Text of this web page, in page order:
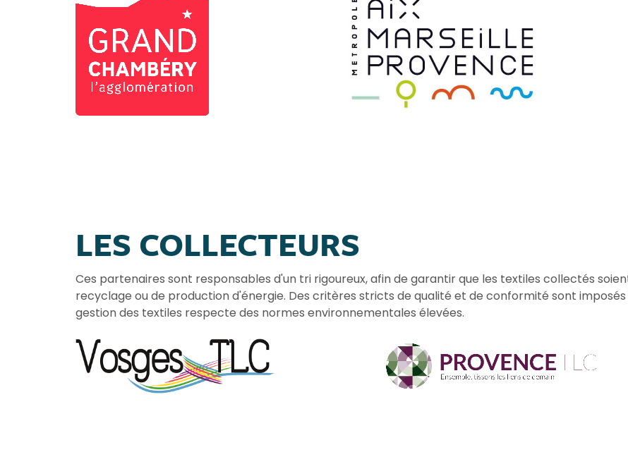
LES COLLECTEURS
Ces partenaires sont responsables d'un tri rigoureux, afin de garantir que les textiles collectés
recyclage ou de production d'énergie. Des critères stricts de qualité et de conformité sont
gestion des textiles respecte des normes environnementales élevées.